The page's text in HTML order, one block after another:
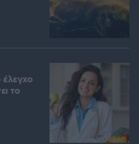
έλεγχο
το